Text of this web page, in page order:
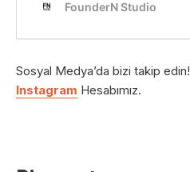
Sosyal Medya’da bizi takip edin!
Instagram Hesabımız.